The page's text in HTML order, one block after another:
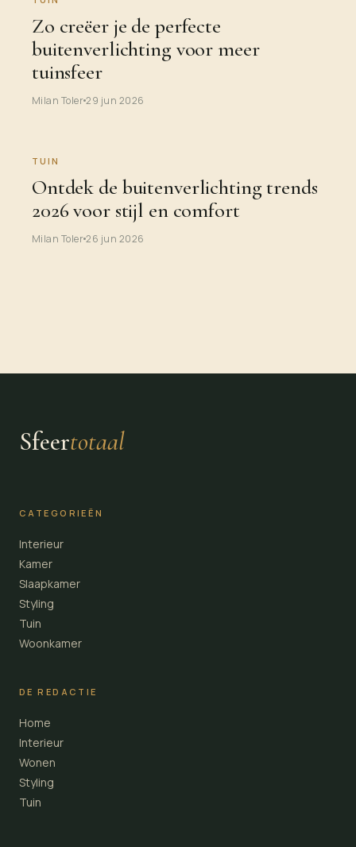
Zo creëer je de perfecte
buitenverlichting voor meer
tuinsfeer
Milan Toler29 jun 2026
TUIN
Ontdek de buitenverlichting trends
2026 voor stijl en comfort
Milan Toler26 jun 2026
Sfeertotaal
CATEGORIEËN
Interieur
Kamer
Slaapkamer
Styling
Tuin
Woonkamer
DE REDACTIE
Home
Interieur
Wonen
Styling
Tuin